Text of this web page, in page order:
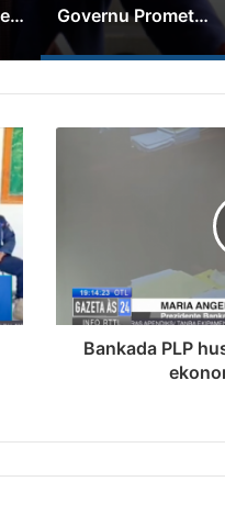
PR Horta Rekoñese Timoroan Sira Iha Diáspora Nia Kontribuisaun Governu Promete Tau Prioridade ba Setór Minerais no Setór Produtivu
Bankada PLP